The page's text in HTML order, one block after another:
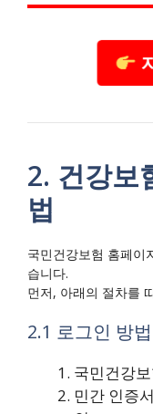
2. 건강보
법
국민건강보험 홈페이
습니다.
먼저, 아래의 절차를
2.1 로그인 방법
국민건강
민간 인증